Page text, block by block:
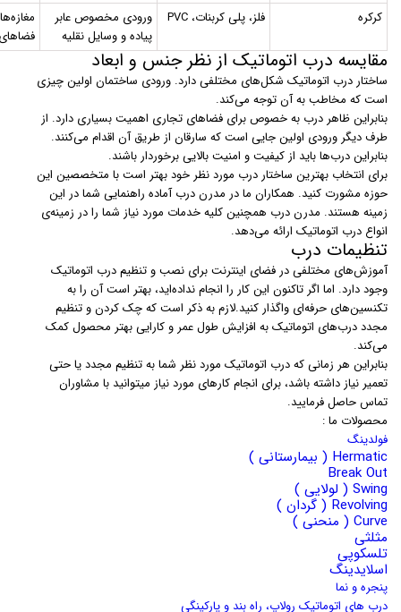
کرکره
فلز، پلی کربنات، PVC
ورودی مخصوص عابر
پیاده و وسایل نقلیه
مقایسه درب اتوماتیک از نظر جنس و ابعاد
ساختار درب اتوماتیک شکل‌های مختلفی دارد. ورودی ساختمان اولین چیزی
است که مخاطب به آن توجه می‌کند.
بنابراین ظاهر درب به خصوص برای فضاهای تجاری اهمیت بسیاری دارد. از
طرف دیگر ورودی اولین جایی است که سارقان از طریق آن اقدام می‌کنند.
بنابراین درب‌ها باید از کیفیت و امنیت بالایی برخوردار باشند.
برای انتخاب بهترین ساختار درب مورد نظر خود بهتر است با متخصصین این
حوزه مشورت کنید. همکاران ما در مدرن درب آماده راهنمایی شما در این
زمینه هستند. مدرن درب همچنین کلیه خدمات مورد نیاز شما را در زمینه‌ی
انواع درب اتوماتیک ارائه می‌دهد.
تنظیمات درب
آموزش‌های مختلفی در فضای اینترنت برای نصب و تنظیم درب اتوماتیک
وجود دارد. اما اگر تاکنون این کار را انجام نداده‌اید، بهتر است آن را به
تکنسین‌های حرفه‌ای واگذار کنید.لازم به ذکر است که چک کردن و تنظیم
مجدد درب‌های اتوماتیک به افزایش طول عمر و کارایی بهتر محصول کمک
می‌کند.
بنابراین هر زمانی که درب اتوماتیک مورد نظر شما به تنظیم مجدد یا حتی
تعمیر نیاز داشته باشد، برای انجام کارهای مورد نیاز میتوانید با مشاوران
تماس حاصل فرمایید.
محصولات ما :
فولدینگ
Hermatic ( بیمارستانی )
Break Out
Swing ( لولایی )
Revolving ( گردان )
Curve ( منحنی )
مثلثی
تلسکوپی
اسلایدینگ
پنجره و نما
درب های اتوماتیک رولاپ، راه بند و پارکینگی